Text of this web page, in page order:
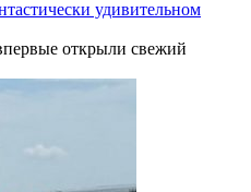
удивительном
открыли свежий